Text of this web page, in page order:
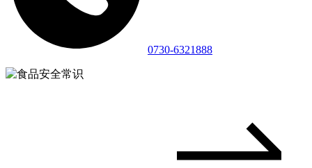
0730-6321888